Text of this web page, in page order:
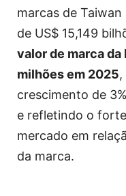
marcas de
de US$ 15,149
valor de marca da
milhões em 2025
crescimento de
e refletindo o
mercado em
da marca.